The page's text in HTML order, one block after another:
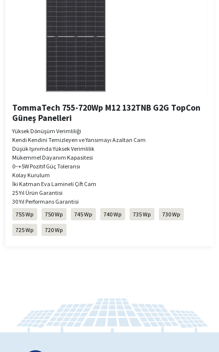
TommaTech 755-720Wp M12 132TNB G2G TopCon
Güneş Panelleri
Yüksek Dönüşüm Verimliliği
Kendi Kendini Temizleyen ve Yansımayı Azaltan Cam
Düşük Işınımda Yüksek Verimlilik
Mükemmel Dayanım Kapasitesi
0~+5W Pozitif Güç Toleransı
Kolay Kurulum
İki Katman Eva Lamineli Çift Cam
25 Yıl Ürün Garantisi
30 Yıl Performans Garantisi
755 Wp
750 Wp 745 Wp 740 Wp 735 Wp 730 Wp
725 Wp 720 Wp